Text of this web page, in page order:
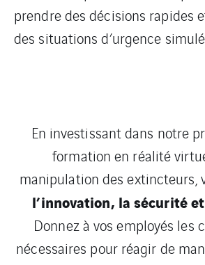
prendre des décisions rapides
des situations d’urgence
En investissant dans notre
formation en réalité
manipulation des extincteurs,
l’innovation, la sécurité
Donnez à vos employés les
nécessaires pour réagir de